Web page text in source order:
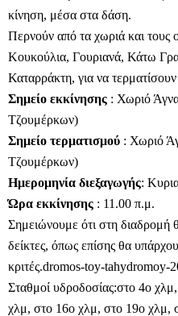
κίνηση, μέσα στα δάση.
Περνούν από τα χωριά και τους
Κουκούλια, Γουριανά, Κάτω
Καταρράκτη, για να
Σημείο εκκίνησης : Χωριό
Τζουμέρκων)
Σημείο τερματισμού : Χωριό
Τζουμέρκων)
Ημερομηνία διεξαγωγής:
Ώρα εκκίνησης : 11.00 π.μ.
Σημειώνουμε ότι στη διαδρομή
δείκτες, όπως επίσης θα
κριτές.dromos-toy-tahydromoy-
Σταθμοί υδροδοσίας:στο 4ο
χλμ, στο 16ο χλμ, στο 19ο χλμ,